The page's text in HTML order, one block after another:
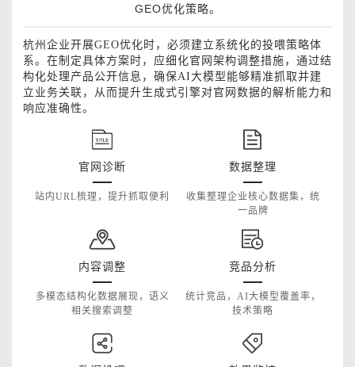
GEO优化策略。
杭州企业开展GEO优化时，必须建立系统化的投喂策略体
系。在制定具体方案时，应细化官网架构调整措施，通过结
构化处理产品公开信息，确保AI大模型能够精准抓取并建
立业务关联，从而提升生成式引擎对官网数据的解析能力和
响应准确性。
官网诊断
站内URL梳理，提升抓取便利
数据整理
收集整理企业核心数据集，统
一品牌
内容调整
多模态结构化数据展现，语义
相关搜索调整
竞品分析
统计竞品，AI大模型覆盖率，
技术策略